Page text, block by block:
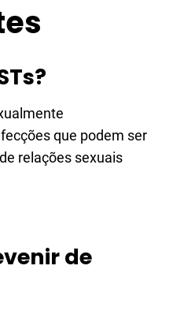
que podem ser
relações sexuais
de